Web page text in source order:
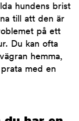
hundens brist
till att den är
på ett
Du kan ofta
hemma,
med en